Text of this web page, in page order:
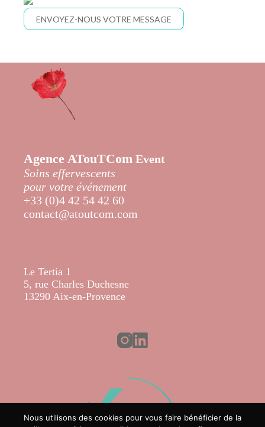
Agence ATouTCom Event
Soins effervescents
pour votre événement
+33 (0)4 42 54 42 60
contact@atoutcom.com
Le Tertia 1
5, rue Charles Duchesne
13290 Aix-en-Provence
Nous utilisons des cookies pour vous faire bénéficier de la